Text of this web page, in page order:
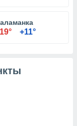
+11°